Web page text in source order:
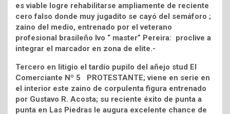
es viable logre rehabilitarse ampliamente de reciente
cero falso donde muy jugadito se cayó del semáforo ;
zaino del medio, entrenado por el veterano
profesional brasileño Ivo “ master” Pereira: proclive a
integrar el marcador en zona de elite.-
Tercero en litigio el tardío pupilo del añejo stud El
Comerciante Nº 5 PROTESTANTE; viene en serie en
el interior este zaino de corpulenta figura entrenado
por Gustavo R. Acosta; su reciente éxito de punta a
punta en Las Piedras le augura excelente chance de